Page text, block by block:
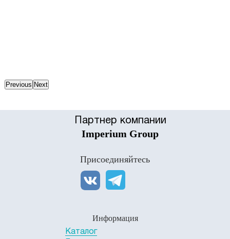
Previous Next
Партнер компании
Imperium Group
Присоединяйтесь
Информация
Каталог